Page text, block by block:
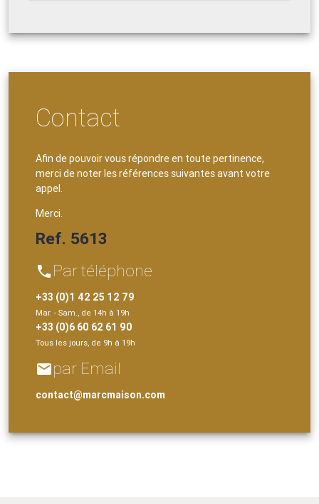
Contact
Afin de pouvoir vous répondre en toute pertinence,
merci de noter les références suivantes avant votre
appel.
Merci.
Ref. 5613
phone Par téléphone
+33 (0)1 42 25 12 79
Mar. - Sam., de 14h à 19h
+33 (0)6 60 62 61 90
Tous les jours, de 9h à 19h
emailpar Email
contact@marcmaison.com